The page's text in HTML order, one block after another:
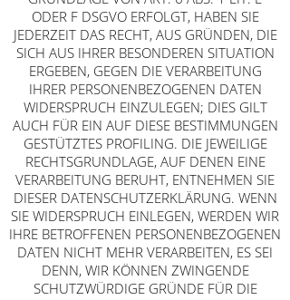
ODER F DSGVO ERFOLGT, HABEN SIE
JEDERZEIT DAS RECHT, AUS GRÜNDEN, DIE
SICH AUS IHRER BESONDEREN SITUATION
ERGEBEN, GEGEN DIE VERARBEITUNG
IHRER PERSONENBEZOGENEN DATEN
WIDERSPRUCH EINZULEGEN; DIES GILT
AUCH FÜR EIN AUF DIESE BESTIMMUNGEN
GESTÜTZTES PROFILING. DIE JEWEILIGE
RECHTSGRUNDLAGE, AUF DENEN EINE
VERARBEITUNG BERUHT, ENTNEHMEN SIE
DIESER DATENSCHUTZERKLÄRUNG. WENN
SIE WIDERSPRUCH EINLEGEN, WERDEN WIR
IHRE BETROFFENEN PERSONENBEZOGENEN
DATEN NICHT MEHR VERARBEITEN, ES SEI
DENN, WIR KÖNNEN ZWINGENDE
SCHUTZWÜRDIGE GRÜNDE FÜR DIE